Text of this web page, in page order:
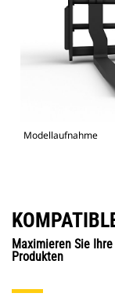
Modellaufnahme
Maximieren Sie
Produkten